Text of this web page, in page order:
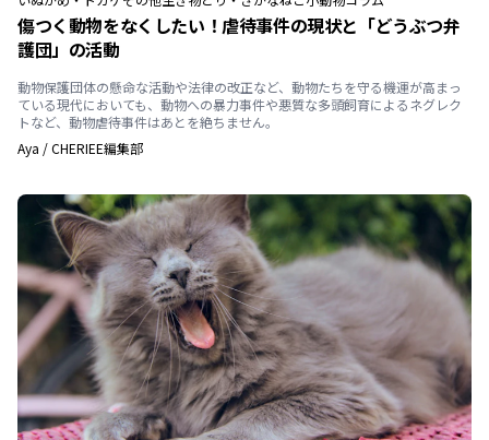
傷つく動物をなくしたい！虐待事件の現状と「どうぶつ弁
護団」の活動
動物保護団体の懸命な活動や法律の改正など、動物たちを守る機運が高まっ
ている現代においても、動物への暴力事件や悪質な多頭飼育によるネグレク
トなど、動物虐待事件はあとを絶ちません。
Aya /CHERIEE編集部